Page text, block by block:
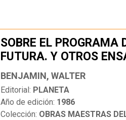
SOBRE EL PROGRAMA
FUTURA. Y OTROS
BENJAMIN, WALTER
Editorial: PLANETA
Año de edición: 1986
Colección: OBRAS MAESTRAS DEL